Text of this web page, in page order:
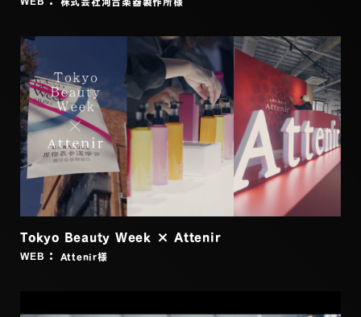
WEB
Tokyo Beauty Week × Attenir
WEB Attenir様